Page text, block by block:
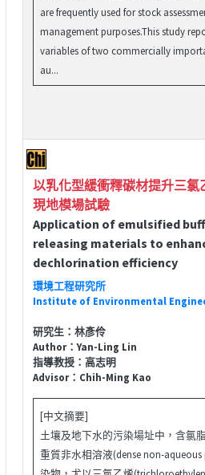
are frequently used for stock
management purposes.This study
variables of two commercially
au...
以乳化型緩衝釋碳材提升三氯
現地模場試驗
Application of emulsified
releasing materials to
dechlorination efficiency
環境工程研究所
Institute of Environmental
研究生：林彥伶
Author：Yan-Ling Lin
指導教授：高志明
Advisor：Chih-Ming Kao
[中文摘要]
土壤及地下水的污染場址中，含氯
重質非水相溶液(dense non-aqueous